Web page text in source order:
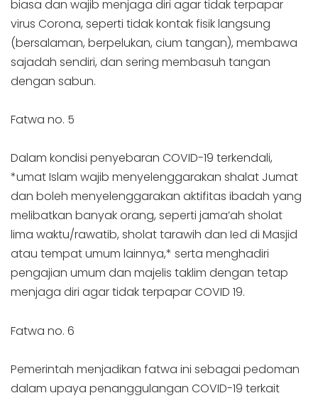
biasa dan wajib menjaga diri agar tidak terpapar
virus Corona, seperti tidak kontak fisik langsung
(bersalaman, berpelukan, cium tangan), membawa
sajadah sendiri, dan sering membasuh tangan
dengan sabun.
Fatwa no. 5
Dalam kondisi penyebaran COVID-19 terkendali,
*umat Islam wajib menyelenggarakan shalat Jumat
dan boleh menyelenggarakan aktifitas ibadah yang
melibatkan banyak orang, seperti jama’ah sholat
lima waktu/rawatib, sholat tarawih dan Ied di Masjid
atau tempat umum lainnya,* serta menghadiri
pengajian umum dan majelis taklim dengan tetap
menjaga diri agar tidak terpapar COVID 19.
Fatwa no. 6
Pemerintah menjadikan fatwa ini sebagai pedoman
dalam upaya penanggulangan COVID-19 terkait